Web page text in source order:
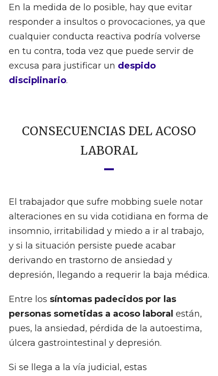
En la medida de lo posible, hay que evitar
responder a insultos o provocaciones, ya que
cualquier conducta reactiva podría volverse
en tu contra, toda vez que puede servir de
excusa para justificar un despido
disciplinario.
CONSECUENCIAS DEL ACOSO
LABORAL
El trabajador que sufre mobbing suele notar
alteraciones en su vida cotidiana en forma de
insomnio, irritabilidad y miedo a ir al trabajo,
y si la situación persiste puede acabar
derivando en trastorno de ansiedad y
depresión, llegando a requerir la baja médica.
Entre los síntomas padecidos por las
personas sometidas a acoso laboral están,
pues, la ansiedad, pérdida de la autoestima,
úlcera gastrointestinal y depresión.
Si se llega a la vía judicial, estas